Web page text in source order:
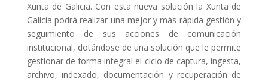
Xunta de Galicia. Con esta nueva solución la Xunta de
Galicia podrá realizar una mejor y más rápida gestión y
seguimiento de sus acciones de comunicación
institucional, dotándose de una solución que le permite
gestionar de forma integral el ciclo de captura, ingesta,
archivo, indexado, documentación y recuperación de